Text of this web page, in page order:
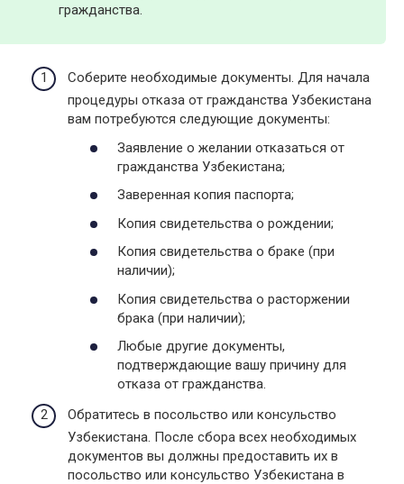
гражданства.
Соберите необходимые документы. Для начала
процедуры отказа от гражданства Узбекистана
вам потребуются следующие документы:
Заявление о желании отказаться от
гражданства Узбекистана;
Заверенная копия паспорта;
Копия свидетельства о рождении;
Копия свидетельства о браке (при
наличии);
Копия свидетельства о расторжении
брака (при наличии);
Любые другие документы,
подтверждающие вашу причину для
отказа от гражданства.
Обратитесь в посольство или консульство
Узбекистана. После сбора всех необходимых
документов вы должны предоставить их в
посольство или консульство Узбекистана в